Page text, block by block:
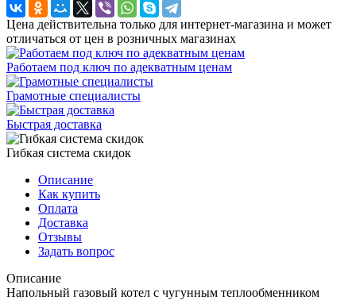
Цена действительна только для интернет-магазина и может
отличаться от цен в розничных магазинах
Работаем под ключ по адекватным ценам
Грамотные специалисты
Быстрая доставка
Гибкая система скидок
Описание
Как купить
Оплата
Доставка
Отзывы
Задать вопрос
Описание
Напольный газовый котел с чугунным теплообменником